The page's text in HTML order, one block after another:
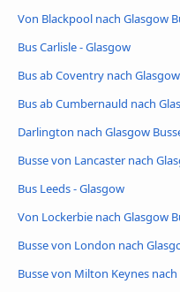
Von Blackpool nach Glasgow
Bus Carlisle - Glasgow
Bus ab Coventry nach Glasgow
Bus ab Cumbernauld nach
Darlington nach Glasgow
Busse von Lancaster nach
Bus Leeds - Glasgow
Von Lockerbie nach Glasgow
Busse von London nach
Busse von Milton Keynes